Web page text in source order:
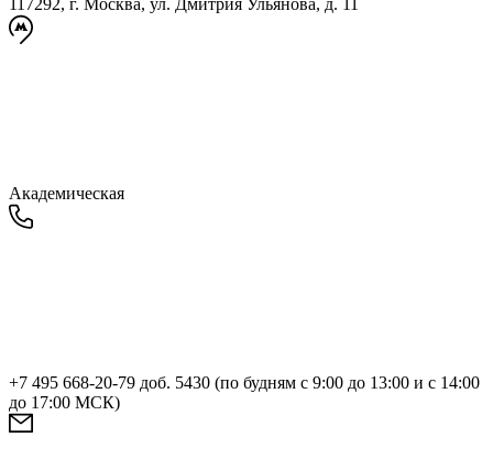
117292, г. Москва, ул. Дмитрия Ульянова, д. 11
Академическая
+7 495 668-20-79 доб. 5430 (по будням с 9:00 до 13:00 и с 14:00
до 17:00 МСК)